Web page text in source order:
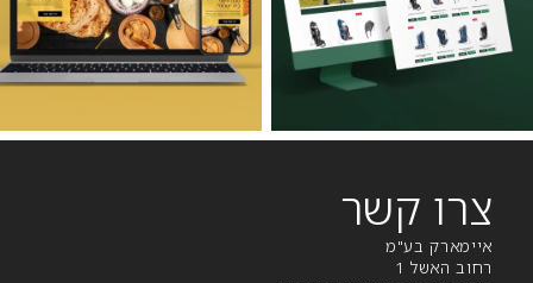
צרו קשר
איימארק בע"מ
רחוב האשל 1